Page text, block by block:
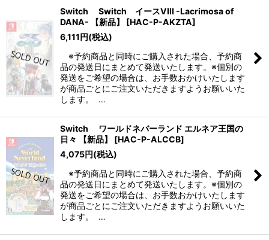
Switch Switch イースVIII -Lacrimosa of
DANA- 【新品】
[HAC-P-AKZTA]
6,111円(税込)
※予約商品と同時にご購入された場合、予約商
品の発送日にまとめて発送いたします。※個別の
発送をご希望の場合は、お手数おかけいたします
が商品ごとにご注文いただきますようお願いいた
します。 …
Switch ワールドネバーランド エルネア王国の
日々 【新品】
[HAC-P-ALCCB]
4,075円(税込)
※予約商品と同時にご購入された場合、予約商
品の発送日にまとめて発送いたします。※個別の
発送をご希望の場合は、お手数おかけいたします
が商品ごとにご注文いただきますようお願いいた
します。 …